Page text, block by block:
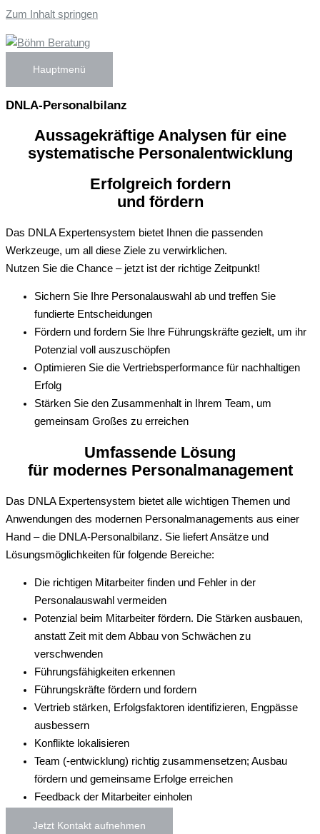
Zum Inhalt springen
Hauptmenü
DNLA-Personalbilanz
Aussagekräftige Analysen für eine
systematische Personalentwicklung
Erfolgreich fordern
und fördern
Das DNLA Expertensystem bietet Ihnen die passenden
Werkzeuge, um all diese Ziele zu verwirklichen.
Nutzen Sie die Chance – jetzt ist der richtige Zeitpunkt!
Sichern Sie Ihre Personalauswahl ab und treffen Sie
fundierte Entscheidungen
Fördern und fordern Sie Ihre Führungskräfte gezielt, um ihr
Potenzial voll auszuschöpfen
Optimieren Sie die Vertriebsperformance für nachhaltigen
Erfolg
Stärken Sie den Zusammenhalt in Ihrem Team, um
gemeinsam Großes zu erreichen
Umfassende Lösung
für modernes Personalmanagement
Das DNLA Expertensystem bietet alle wichtigen Themen und
Anwendungen des modernen Personalmanagements aus einer
Hand – die DNLA-Personalbilanz. Sie liefert Ansätze und
Lösungsmöglichkeiten für folgende Bereiche:
Die richtigen Mitarbeiter finden und Fehler in der
Personalauswahl vermeiden
Potenzial beim Mitarbeiter fördern. Die Stärken ausbauen,
anstatt Zeit mit dem Abbau von Schwächen zu
verschwenden
Führungsfähigkeiten erkennen
Führungskräfte fördern und fordern
Vertrieb stärken, Erfolgsfaktoren identifizieren, Engpässe
ausbessern
Konflikte lokalisieren
Team (-entwicklung) richtig zusammensetzen; Ausbau
fördern und gemeinsame Erfolge erreichen
Feedback der Mitarbeiter einholen
Jetzt Kontakt aufnehmen